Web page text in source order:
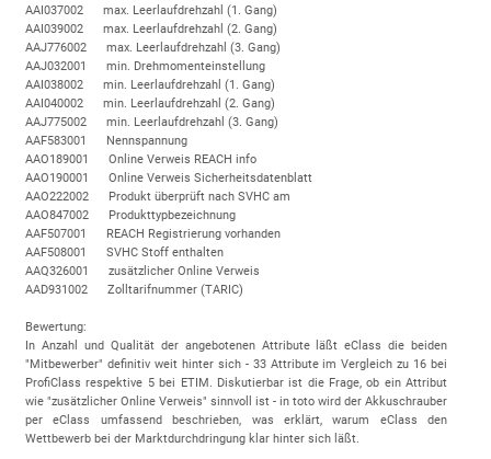
AAI037002 max. Leerlaufdrehzahl (1. Gang)
AAI039002 max. Leerlaufdrehzahl (2. Gang)
AAJ776002 max. Leerlaufdrehzahl (3. Gang)
AAJ032001 min. Drehmomenteinstellung
AAI038002 min. Leerlaufdrehzahl (1. Gang)
AAI040002 min. Leerlaufdrehzahl (2. Gang)
AAJ775002 min. Leerlaufdrehzahl (3. Gang)
AAF583001 Nennspannung
AAO189001 Online Verweis REACH info
AAO190001 Online Verweis Sicherheitsdatenblatt
AAO222002 Produkt überprüft nach SVHC am
AAO847002 Produkttypbezeichnung
AAF507001 REACH Registrierung vorhanden
AAF508001 SVHC Stoff enthalten
AAQ326001 zusätzlicher Online Verweis
AAD931002 Zolltarifnummer (TARIC)
Bewertung:
In Anzahl und Qualität der angebotenen Attribute läßt eClass die beiden
"Mitbewerber" definitiv weit hinter sich - 33 Attribute im Vergleich zu 16 bei
ProfiClass respektive 5 bei ETIM. Diskutierbar ist die Frage, ob ein Attribut
wie "zusätzlicher Online Verweis" sinnvoll ist - in toto wird der Akkuschrauber
per eClass umfassend beschrieben, was erklärt, warum eClass den
Wettbewerb bei der Marktdurchdringung klar hinter sich läßt.